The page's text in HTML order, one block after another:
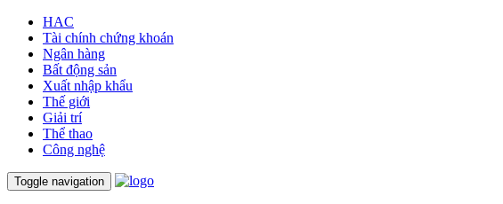
HAC
Tài chính chứng khoán
Ngân hàng
Bất động sản
Xuất nhập khẩu
Thế giới
Giải trí
Thể thao
Công nghệ
Toggle navigation